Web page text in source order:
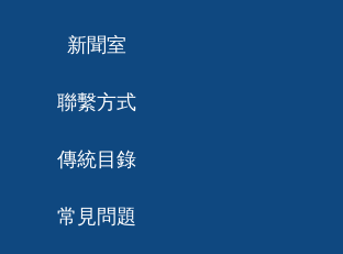
新聞室
聯繫方式
傳統目錄
常見問題